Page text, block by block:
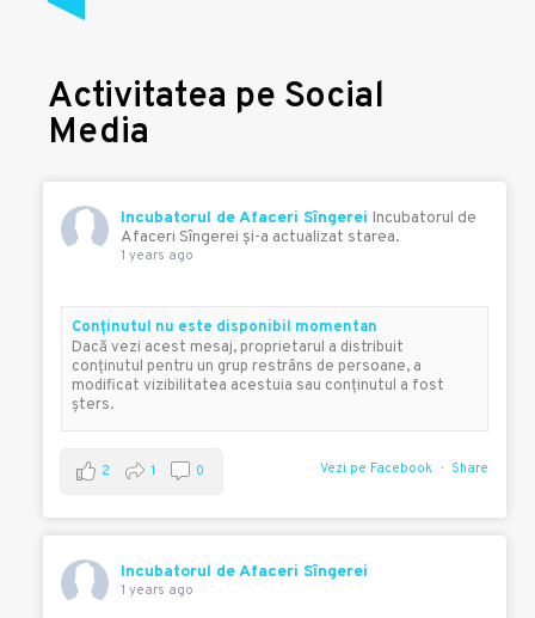
Activitatea pe Social
Media
Incubatorul de Afaceri Sîngerei Incubatorul de
Afaceri Sîngerei şi-a actualizat starea.
1 years ago
Conţinutul nu este disponibil momentan
Dacă vezi acest mesaj, proprietarul a distribuit
conţinutul pentru un grup restrâns de persoane, a
modificat vizibilitatea acestuia sau conţinutul a fost
şters.
Vezi pe Facebook Share
2 1 0
Incubatorul de Afaceri Sîngerei
1 years ago